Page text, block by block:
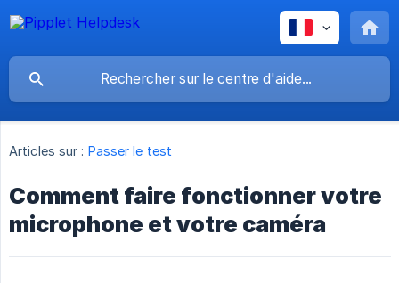
Articles sur : Passer le test
Comment faire fonctionner votre
microphone et votre caméra